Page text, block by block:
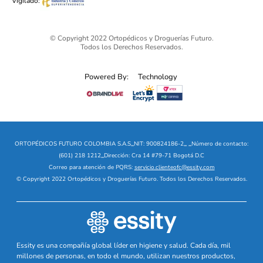
© Copyright 2022 Ortopédicos y Droguerías Futuro.
Todos los Derechos Reservados.
Powered By: Technology
ORTOPÉDICOS FUTURO COLOMBIA S.A.S_NIT: 900824186-2_ _Número de contacto:
(601) 218 1212_Dirección: Cra 14 #79-71 Bogotá D.C
Correo para atención de PQRS: servicio.clienteofc@essity.com
© Copyright 2022 Ortopédicos y Droguerías Futuro. Todos los Derechos Reservados.
Essity es una compañía global líder en higiene y salud. Cada día, mil
millones de personas, en todo el mundo, utilizan nuestros productos,